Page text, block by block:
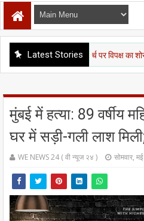
Latest Stories
और CJP मार्च पर विपक्ष का शोर, दोनों सदनों
मुंबई में हत्या: 89 वर्षीय
घर में सड़ी-गली लाश
WE NEWS 24 ( वी न्यूज २४ ) सोमवार,